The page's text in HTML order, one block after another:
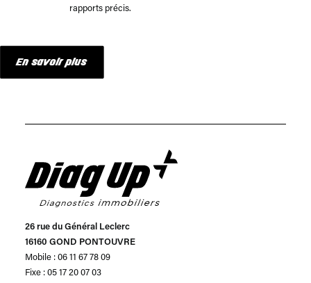
rapports précis.
En savoir plus
26 rue du Général Leclerc
16160 GOND PONTOUVRE
Mobile : 06 11 67 78 09
Fixe : 05 17 20 07 03